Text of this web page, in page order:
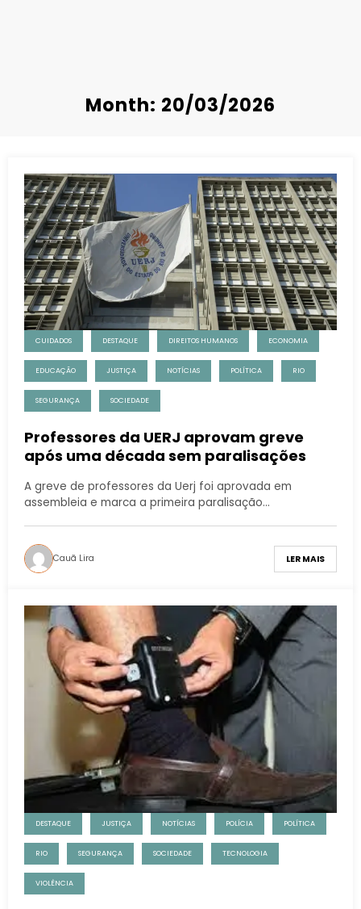
Month: 20/03/2026
CUIDADOS DESTAQUE DIREITOS HUMANOS ECONOMIA
EDUCAÇÃO JUSTIÇA NOTÍCIAS POLÍTICA RIO
SEGURANÇA SOCIEDADE
Professores da UERJ aprovam greve
após uma década sem paralisações
A greve de professores da Uerj foi aprovada em
assembleia e marca a primeira paralisação…
Cauã Lira LER MAIS
DESTAQUE JUSTIÇA NOTÍCIAS POLÍCIA POLÍTICA
RIO SEGURANÇA SOCIEDADE TECNOLOGIA
VIOLÊNCIA